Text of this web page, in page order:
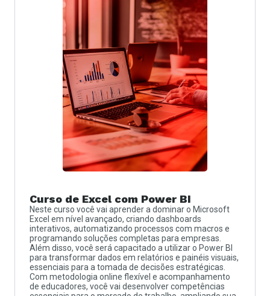
Curso de Excel com Power BI
Neste curso você vai aprender a dominar o Microsoft
Excel em nível avançado, criando dashboards
interativos, automatizando processos com macros e
programando soluções completas para empresas.
Além disso, você será capacitado a utilizar o Power BI
para transformar dados em relatórios e painéis visuais,
essenciais para a tomada de decisões estratégicas.
Com metodologia online flexível e acompanhamento
de educadores, você vai desenvolver competências